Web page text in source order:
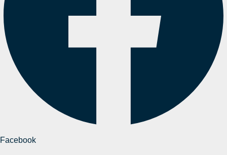
Facebook